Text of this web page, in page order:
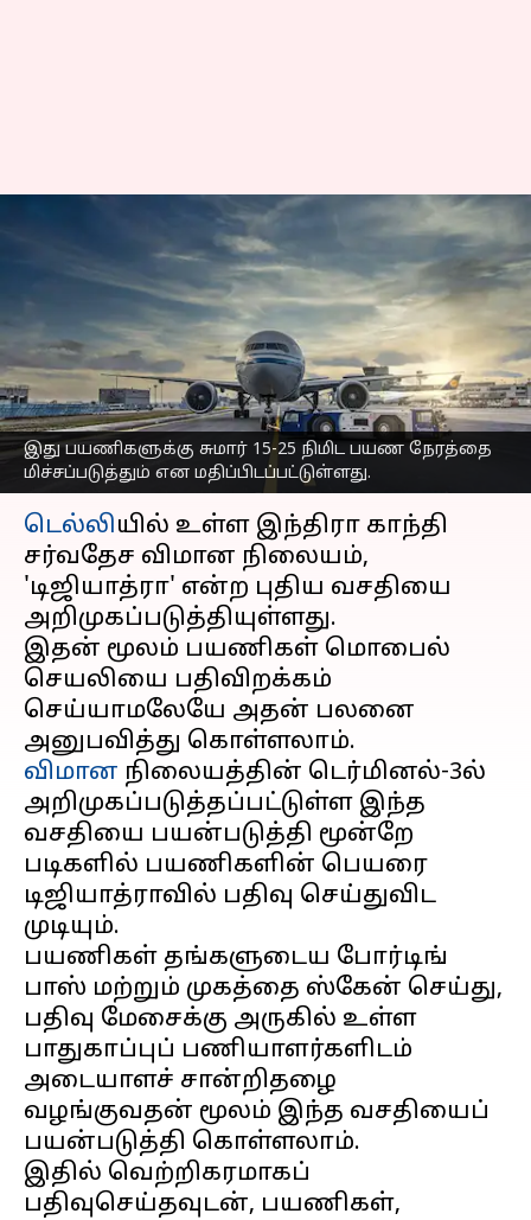
இது பயணிகளுக்கு சுமார் 15-25 நிமிட பயண நேரத்தை
மிச்சப்படுத்தும் என மதிப்பிடப்பட்டுள்ளது.
டெல்லி விமான நிலைய
பயணிகள் DigiYatraவை
பதிவிறக்கம்
செய்யாமலேயே இனி
பயன்படுத்தலாம்
எழுதியவர் Sindhuja SM Jun 08, 2023 05:37 pm
செய்தி முன்னோட்டம்
டெல்லியில் உள்ள இந்திரா காந்தி
சர்வதேச விமான நிலையம்,
'டிஜியாத்ரா' என்ற புதிய வசதியை
அறிமுகப்படுத்தியுள்ளது.
இதன் மூலம் பயணிகள் மொபைல்
செயலியை பதிவிறக்கம்
செய்யாமலேயே அதன் பலனை
விமான நிலையத்தின் டெர்மினல்-3ல்
அறிமுகப்படுத்தப்பட்டுள்ள இந்த
வசதியை பயன்படுத்தி மூன்றே
படிகளில் பயணிகளின் பெயரை
டிஜியாத்ராவில் பதிவு செய்துவிட
முடியும்.
பயணிகள் தங்களுடைய போர்டிங்
பாஸ் மற்றும் முகத்தை ஸ்கேன் செய்து,
பதிவு மேசைக்கு அருகில் உள்ள
பாதுகாப்புப் பணியாளர்களிடம்
அடையாளச் சான்றிதழை
வழங்குவதன் மூலம் இந்த வசதியைப்
பயன்படுத்தி கொள்ளலாம்.
இதில் வெற்றிகரமாகப்
பதிவுசெய்தவுடன், பயணிகள்,